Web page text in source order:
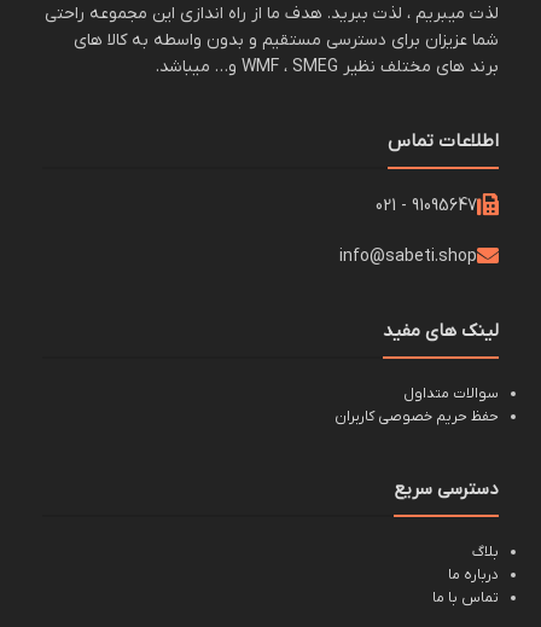
لذت میبریم ، لذت ببرید. هدف ما از راه اندازی این مجموعه راحتی
شما عزیزان برای دسترسی مستقیم و بدون واسطه به کالا های
برند های مختلف نظیر WMF ، SMEG و… میباشد.
اطلاعات تماس
91095647 - 021
info@sabeti.shop
لینک های مفید
سوالات متداول
حفظ حریم خصوصی کاربران
دسترسی سریع
بلاگ
درباره ما
تماس با ما